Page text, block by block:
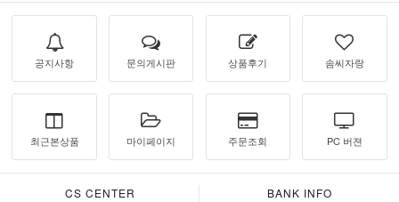
공지사항 문의게시판 상품후기 솜씨자랑
최근본상품 마이페이지 주문조회 PC 버젼
CS CENTER BANK INFO